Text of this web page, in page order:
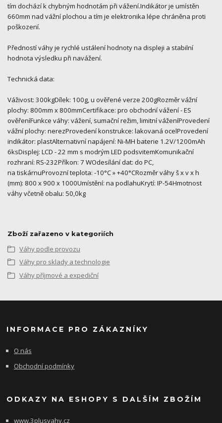
tím dochází k chybným hodnotám při vážení.Indikátor je umístěn
660mm nad vážní plochou a tím je elektronika lépe chráněna proti
poškození.
Předností váhy je rychlé ustálení hodnoty na displeji a stabilní
hodnota výsledku při navážení.
Technická data:
Váživost: 300kgDílek: 100g, u ověřené verze 200gRozměr vážní
plochy: 800mm x 800mmCertifikace: pro obchodní vážení - ES
ověřeníFunkce váhy: vážení, sumační režim, limitní váženíProvedení
vážní plochy: nerezProvedení konstrukce: lakovaná ocelProvedení
indikátor: plastAlternativní napájení: Ni-MH baterie 1.2V/1200mAh
6ksDisplej: LCD - 22 mm s modrým LED podsvitemKomunikační
rozhraní: RS-232Příkon: 7 WOdesílání dat: do PC,
na tiskárnuProvozní teplota: -10°C » +40°CRozměr váhy š x v x h
(mm): 800 x 900 x 1000Umístění: na podlahuKrytí: IP-54Hmotnost
váhy včetně obalu: 50,0kg
Zboží zařazeno v kategoriích
Váhy podle provozu
Váhy pro sklady a technologie
Váhy příjmové a expediční
INFORMACE PRO ZÁKAZNÍKY
O nás
Obchodní podmínky
ODKAZY NA ESHOPY S DALŠÍM ZBOŽÍM
www.3plusvahy.cz